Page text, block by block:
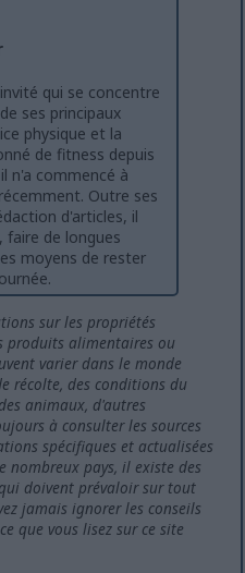
qui se concentre
ses principaux
physique et la
de fitness depuis
n'a commencé à
Outre ses
d'articles, il
faire de longues
moyens de rester
sur les propriétés
produits alimentaires ou
varier dans le monde
récolte, des conditions du
animaux, d'autres
à consulter les sources
spécifiques et actualisées
nombreux pays, il existe des
doivent prévaloir sur tout
jamais ignorer les conseils
que vous lisez sur ce site